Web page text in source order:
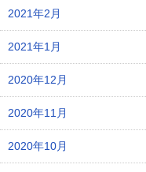
2021年2月
2021年1月
2020年12月
2020年11月
2020年10月